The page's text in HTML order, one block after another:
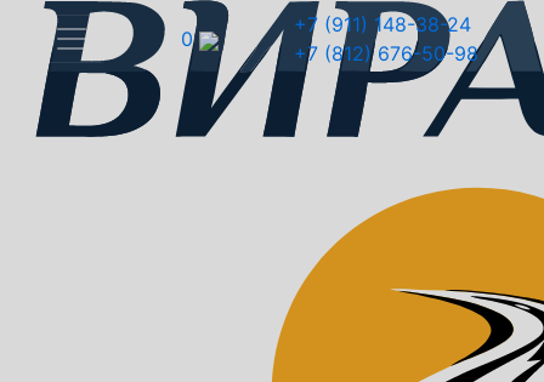
0
+7 (911) 148-38-24
+7 (812) 676-50-98